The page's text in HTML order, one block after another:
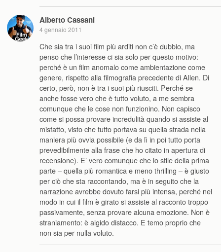
Alberto Cassani
4 gennaio 2011
Che sia tra i suoi film più arditi non c’è dubbio, ma
penso che l’interesse ci sia solo per questo motivo:
perché è un film anomalo come ambientazione come
genere, rispetto alla filmografia precedente di Allen. Di
certo, però, non è tra i suoi più riusciti. Perché se
anche fosse vero che è tutto voluto, a me sembra
comunque che le cose non funzionino. Non capisco
come si possa provare incredulità quando si assiste al
misfatto, visto che tutto portava su quella strada nella
maniera più ovvia possibile (e da lì in poi tutto porta
prevedibilmente alla frase che ho citato in apertura di
recensione). E’ vero comunque che lo stile della prima
parte – quella più romantica e meno thrilling – è giusto
per ciò che sta raccontando, ma è in seguito che la
narrazione avrebbe dovuto farsi più intensa, perché nel
modo in cui il film è girato si assiste al racconto troppo
passivamente, senza provare alcuna emozione. Non è
straniamento: è algido distacco. E temo proprio che
non sia per nulla voluto.